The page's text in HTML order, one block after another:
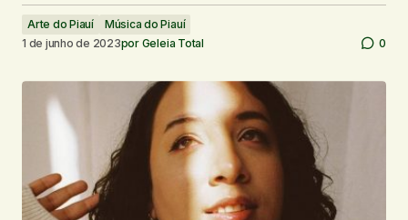
Arte do Piauí
Música do Piauí
1 de junho de 2023por Geleia Total 0